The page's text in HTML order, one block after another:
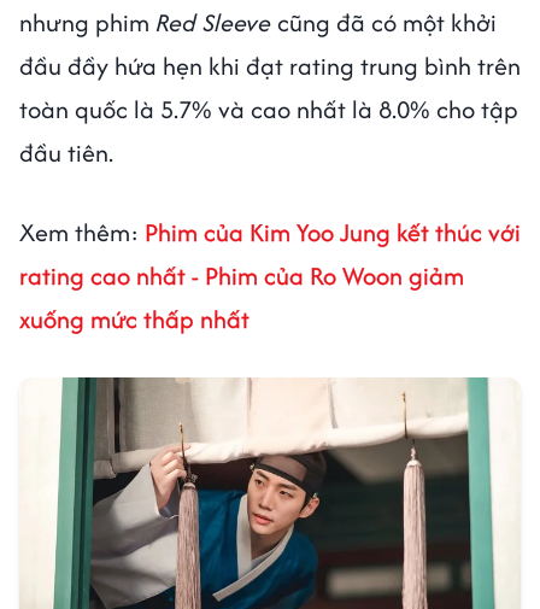
nhưng phim Red Sleevecũng đã có một khởi
đầu đầy hứa hẹn khi đạt rating trung bình trên
toàn quốc là 5.7% và cao nhất là 8.0% cho tập
đầu tiên.
Xem thêm: Phim của Kim Yoo Jung kết thúc với
rating cao nhất - Phim của Ro Woon giảm
xuống mức thấp nhất